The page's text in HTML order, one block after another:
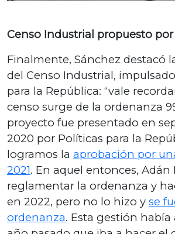
Censo Industrial propuesto por
Finalmente, Sánchez destacó
del Censo Industrial,
para la República: “vale
censo surge de la ordenanza
proyecto fue presentado en
2020 por Políticas para la
logramos la aprobación por
2021. En aquel entonces,
reglamentar la ordenanza y
en 2022, pero no lo hizo y se
ordenanza. Esta gestión